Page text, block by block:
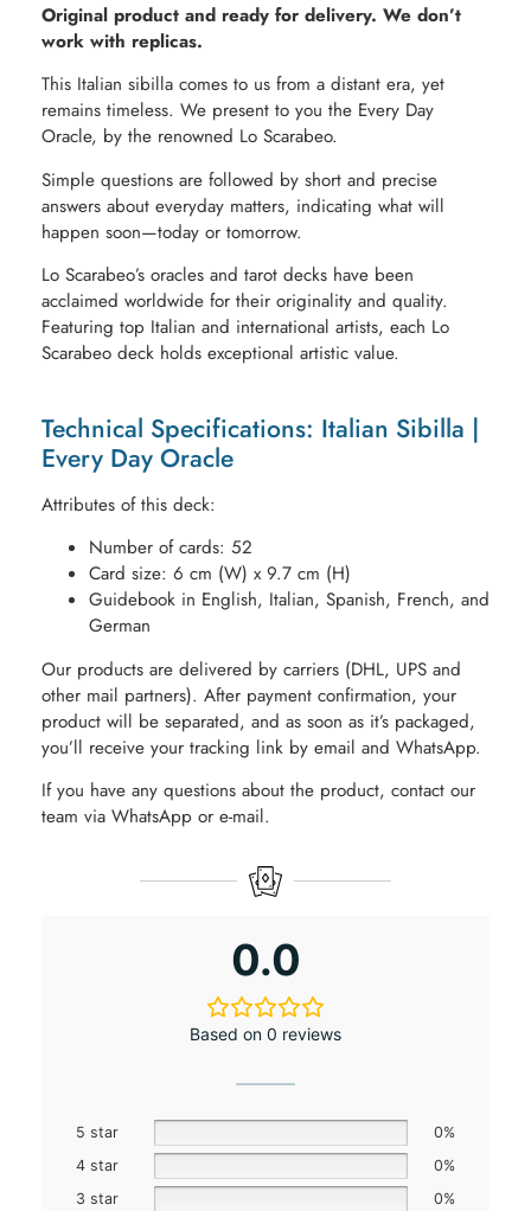
Original product and ready for delivery. We don’t
work with replicas.
This Italian sibilla comes to us from a distant era, yet
remains timeless. We present to you the Every Day
Oracle, by the renowned Lo Scarabeo.
Simple questions are followed by short and precise
answers about everyday matters, indicating what will
happen soon—today or tomorrow.
Lo Scarabeo’s oracles and tarot decks have been
acclaimed worldwide for their originality and quality.
Featuring top Italian and international artists, each Lo
Scarabeo deck holds exceptional artistic value.
Technical Specifications: Italian Sibilla |
Every Day Oracle
Attributes of this deck:
Number of cards: 52
Card size: 6 cm (W) x 9.7 cm (H)
Guidebook in English, Italian, Spanish, French, and
German
Our products are delivered by carriers (DHL, UPS and
other mail partners). After payment confirmation, your
product will be separated, and as soon as it’s packaged,
you’ll receive your tracking link by email and WhatsApp.
If you have any questions about the product, contact our
team via WhatsApp or e-mail.
0.0
Based on 0 reviews
5 star
0%
4 star
0%
3 star
0%